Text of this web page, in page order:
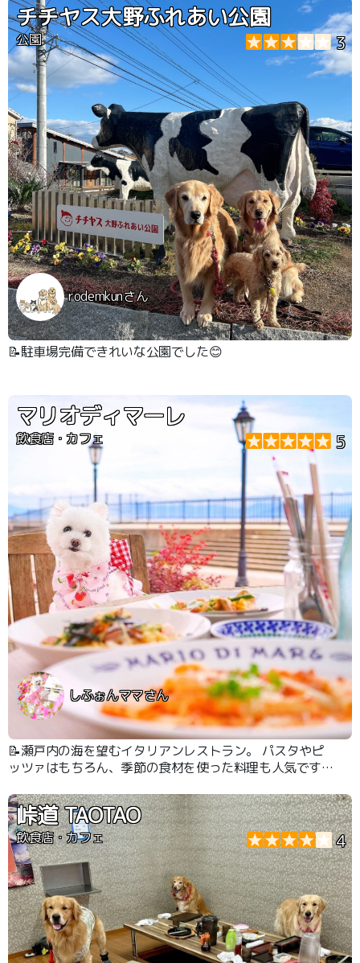
チチヤス大野ふれあい公園
公園 3
rodemkunさん
📝駐車場完備できれいな公園でした😊
マリオディマーレ
飲食店・カフェ 5
しふぉんママさん
📝瀬戸内の海を望むイタリアンレストラン。 パスタやピ
ッツァはもちろん、季節の食材を使った料理も人気です。
した時間を楽しめます。
峠道 TAOTAO
飲食店・カフェ 4